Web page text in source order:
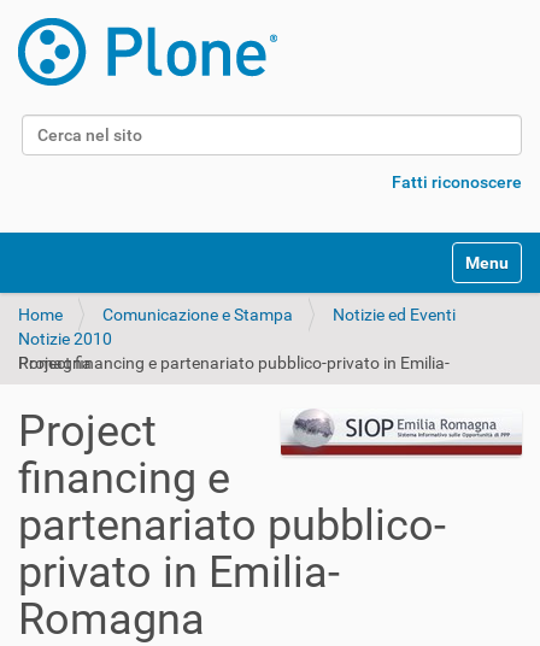
Cerca nel sito
Fatti riconoscere
Alterna
Home Comunicazione e Stampa
Notizie ed Eventi
Notizie 2010
Project financing e partenariato pubblico-privato in Emilia-Romagna
Project
financing e
partenariato pubblico-
privato in Emilia-
Romagna